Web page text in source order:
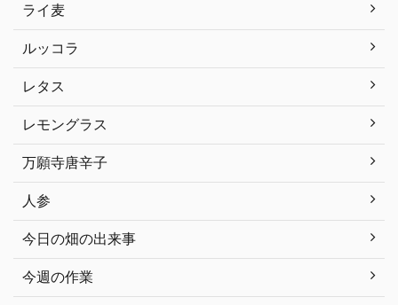
ライ麦
ルッコラ
レタス
レモングラス
万願寺唐辛子
人参
今日の畑の出来事
今週の作業